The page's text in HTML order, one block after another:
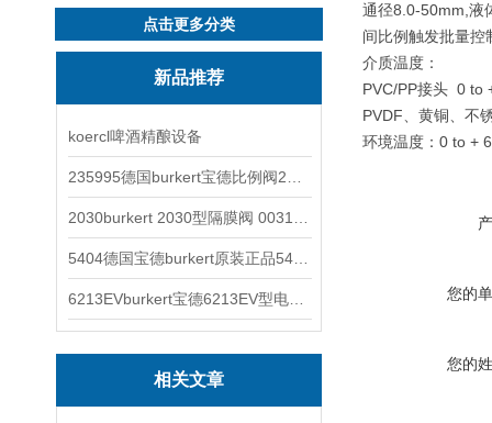
点击更多分类
新品推荐
koercl啤酒精酿设备
相关文章
通径8.0-50mm,液
间比例触发批量控
介质温度：
PVC/PP接头 0 to
PVDF、黄铜、不
环境温度：0 to +
您的
您的